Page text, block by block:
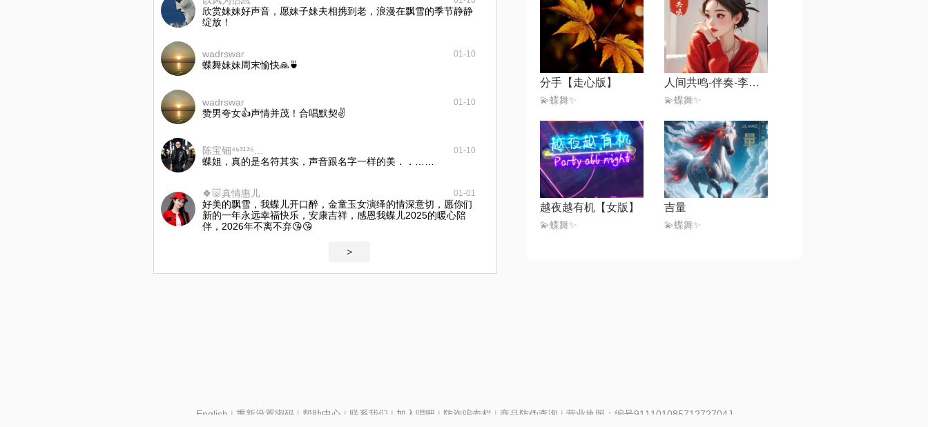
欣赏妹妹好声音，愿妹子妹夫相携到老，浪漫在飘雪的季节静静
绽放！
wadrswar 01-10
蝶舞妹妹周末愉快🙏🍵
wadrswar 01-10
赞男夸女👍声情并茂！合唱默契✌️
01-10
蝶姐，真的是名符其实，声音跟名字一样的美．．……
🍀🐷真情惠儿 01-01
好美的飘雪，我蝶儿开口醉，金童玉女演绎的情深意切，愿你们
新的一年永远幸福快乐，安康吉祥，感恩我蝶儿2025的暖心陪
伴，2026年不离不弃😘😘
>
分手【走心版】
💫蝶舞✨
人间共鸣-伴奏-李健【live】
💫蝶舞✨
越夜越有机【女版】
💫蝶舞✨
吉量
💫蝶舞✨
English | 重新设置密码| 帮助中心 | 联系我们 | 加入唱吧 | 防诈骗专栏 | 商品防伪查询 | 营业执照：编号91110108571272704J